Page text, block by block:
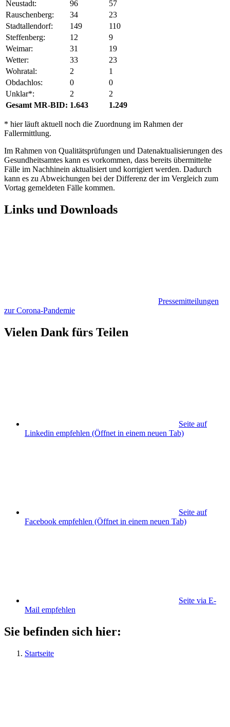
Neustadt: 96
57
Rauschenberg:
34
23
Stadtallendorf:
149
110
Steffenberg:
12
9
Weimar:
31
19
Wetter:
33
23
Wohratal:
2
1
Obdachlos:
0
0
Unklar*:
2
2
Gesamt MR-BID: 1.643 1.249
* hier läuft aktuell noch die Zuordnung im Rahmen der
Fallermittlung.
Im Rahmen von Qualitätsprüfungen und Datenaktualisierungen des
Gesundheitsamtes kann es vorkommen, dass bereits übermittelte
Fälle im Nachhinein aktualisiert und korrigiert werden. Dadurch
kann es zu Abweichungen bei der Differenz der im Vergleich zum
Vortag gemeldeten Fälle kommen.
Links und Downloads
Pressemitteilungen
zur Corona-Pandemie
Vielen Dank fürs Teilen
Seite auf
Linkedin empfehlen (Öffnet in einem neuen Tab)
Seite auf
Facebook empfehlen (Öffnet in einem neuen Tab)
Seite via E-
Mail empfehlen
Sie befinden sich hier:
Startseite